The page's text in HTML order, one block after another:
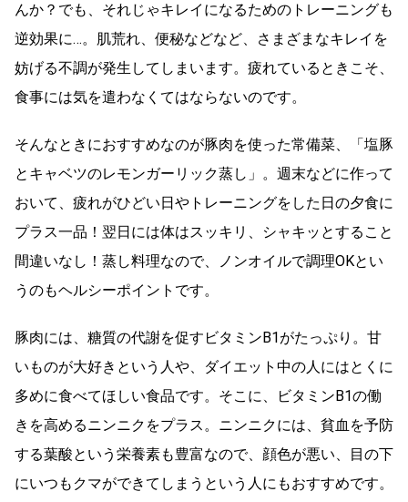
んか？でも、それじゃキレイになるためのトレーニングも
逆効果に…。肌荒れ、便秘などなど、さまざまなキレイを
妨げる不調が発生してしまいます。疲れているときこそ、
食事には気を遣わなくてはならないのです。
そんなときにおすすめなのが豚肉を使った常備菜、「塩豚
とキャベツのレモンガーリック蒸し」。週末などに作って
おいて、疲れがひどい日やトレーニングをした日の夕食に
プラス一品！翌日には体はスッキリ、シャキッとすること
間違いなし！蒸し料理なので、ノンオイルで調理OKとい
うのもヘルシーポイントです。
豚肉には、糖質の代謝を促すビタミンB1がたっぷり。甘
いものが大好きという人や、ダイエット中の人にはとくに
多めに食べてほしい食品です。そこに、ビタミンB1の働
きを高めるニンニクをプラス。ニンニクには、貧血を予防
する葉酸という栄養素も豊富なので、顔色が悪い、目の下
にいつもクマができてしまうという人にもおすすめです。